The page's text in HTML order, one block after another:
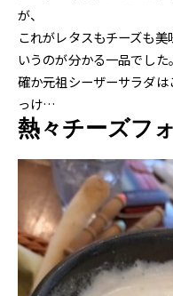
が、
これがレタスもチーズも
いうのが分かる一品でした。
確か元祖シーザーサラダ
っけ…
熱々チーズフ